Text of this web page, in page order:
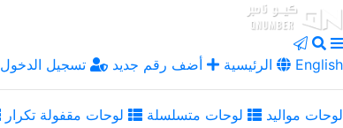
الرئيسية أضف رقم جديد تسجيل الدخول English
لوحات مواليد لوحات متسلسلة لوحات مقفولة تكرار